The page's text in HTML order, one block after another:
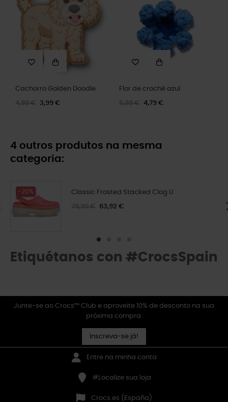
Cachorro Golden Doodle
4,99 € 3,99 €
Flor de crochê azul
5,99 € 4,79 €
4 outros produtos na mesma
categoria:
-20% Classic Frosted Stacked Clog U
79,90 € 63,92 €
Etiquétanos con #CrocsSpain
Junte-se ao Crocs™ Club e aproveite 10% de desconto na sua
próxima compra.
Inscreva-se já!
Entre na minha conta
#Localize sua loja
Crocs.es (España)